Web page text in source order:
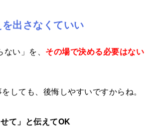
出さなくていい
い」を、 その場で決める必要はない
しても、後悔しやすいですからね。
せて」と伝えてOK